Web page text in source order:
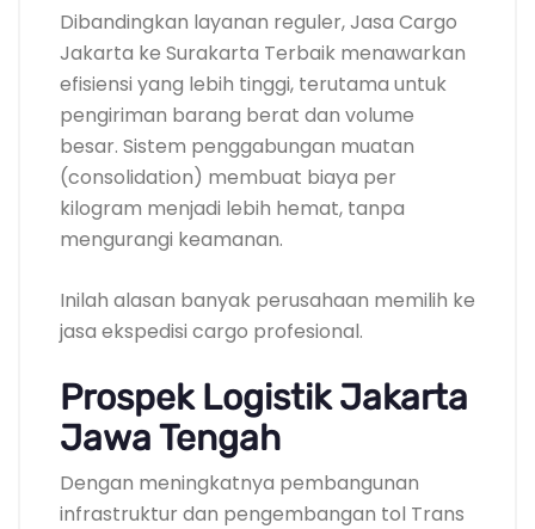
Dibandingkan layanan reguler, Jasa Cargo
Jakarta ke Surakarta Terbaik menawarkan
efisiensi yang lebih tinggi, terutama untuk
pengiriman barang berat dan volume
besar. Sistem penggabungan muatan
(consolidation) membuat biaya per
kilogram menjadi lebih hemat, tanpa
mengurangi keamanan.
Inilah alasan banyak perusahaan memilih ke
jasa ekspedisi cargo profesional.
Prospek Logistik Jakarta
Jawa Tengah
Dengan meningkatnya pembangunan
infrastruktur dan pengembangan tol Trans